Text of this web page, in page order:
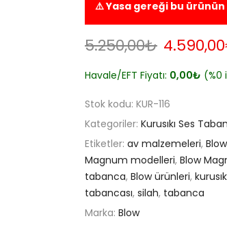
⚠️ Yasa gereği bu
5.250,00₺ Orijinal
4.590,00
Havale/EFT Fiyatı: 0,00₺ (%0
Stok kodu: KUR-116
Kategoriler: Kurusıkı Ses
Etiketler: av malzemeleri, Blow
Magnum modelleri, Blow
tabanca, Blow ürünleri,
tabancası, silah, tabanca
Marka: Blow